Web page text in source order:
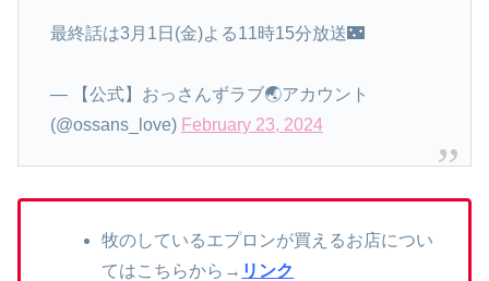
最終話は3月1日(金)よる11時15分放送🌃
— 【公式】おっさんずラブ🌏アカウント
(@ossans_love) February 23, 2024
牧のしているエプロンが買えるお店につい
てはこちらから→ リンク